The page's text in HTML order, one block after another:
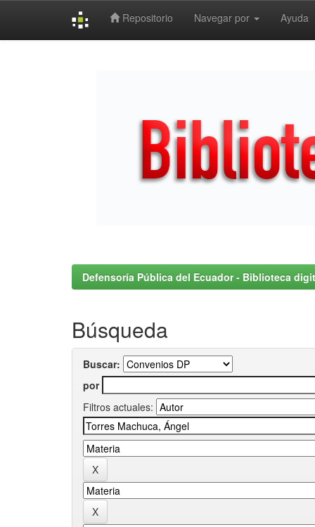
Repositorio Navegar por Ayuda
Defensoría Pública del Ecuador - Biblioteca
Búsqueda
Buscar:
por
Filtros actuales: